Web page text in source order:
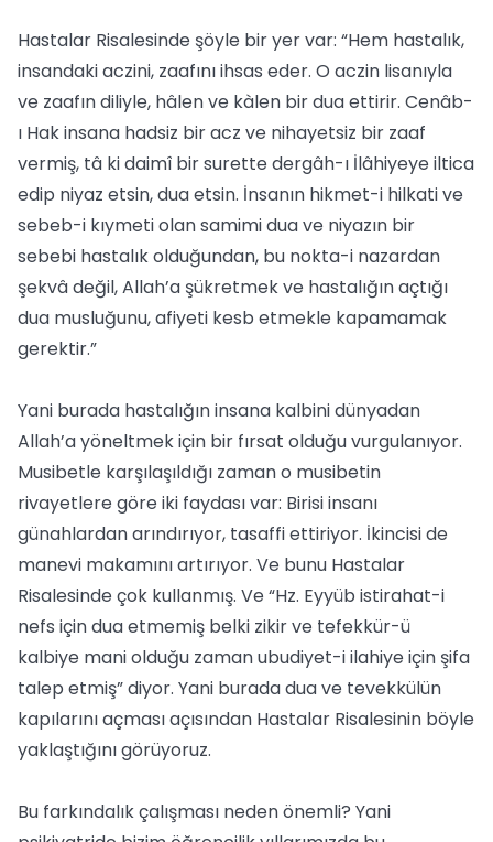
Hastalar Risalesinde şöyle bir yer var: “Hem hastalık,
insandaki aczini, zaafını ihsas eder. O aczin lisanıyla
ve zaafın diliyle, hâlen ve kàlen bir dua ettirir. Cenâb-
ı Hak insana hadsiz bir acz ve nihayetsiz bir zaaf
vermiş, tâ ki daimî bir surette dergâh-ı İlâhiyeye iltica
edip niyaz etsin, dua etsin. İnsanın hikmet-i hilkati ve
sebeb-i kıymeti olan samimi dua ve niyazın bir
sebebi hastalık olduğundan, bu nokta-i nazardan
şekvâ değil, Allah’a şükretmek ve hastalığın açtığı
dua musluğunu, afiyeti kesb etmekle kapamamak
gerektir.”
Yani burada hastalığın insana kalbini dünyadan
Allah’a yöneltmek için bir fırsat olduğu vurgulanıyor.
Musibetle karşılaşıldığı zaman o musibetin
rivayetlere göre iki faydası var: Birisi insanı
günahlardan arındırıyor, tasaffi ettiriyor. İkincisi de
manevi makamını artırıyor. Ve bunu Hastalar
Risalesinde çok kullanmış. Ve “Hz. Eyyüb istirahat-i
nefs için dua etmemiş belki zikir ve tefekkür-ü
kalbiye mani olduğu zaman ubudiyet-i ilahiye için şifa
talep etmiş” diyor. Yani burada dua ve tevekkülün
kapılarını açması açısından Hastalar Risalesinin böyle
yaklaştığını görüyoruz.
Bu farkındalık çalışması neden önemli? Yani